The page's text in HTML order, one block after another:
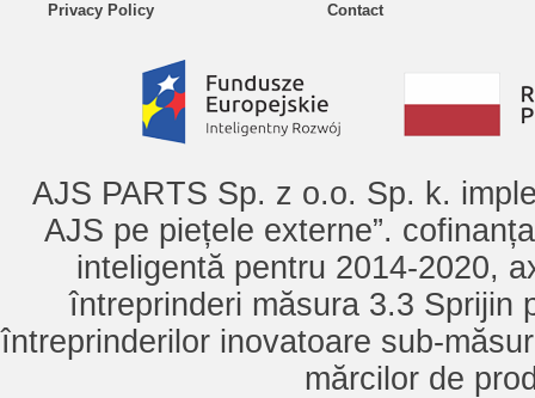
Privacy Policy Contact
AJS PARTS Sp. z o.o. Sp. k.
AJS pe piețele externe”.
inteligentă pentru 2014-2020,
întreprinderi măsura 3.3 Sprijin
întreprinderilor inovatoare sub-
mărcilor de